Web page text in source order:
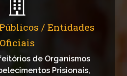
/ Entidades
Oficiais
de Organismos
Prisionais,